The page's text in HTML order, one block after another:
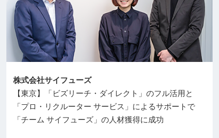
株式会社サイフューズ
【東京】「ビズリーチ・ダイレクト」のフル活用と
「プロ・リクルーター サービス」によるサポートで
「チーム サイフューズ」の人材獲得に成功